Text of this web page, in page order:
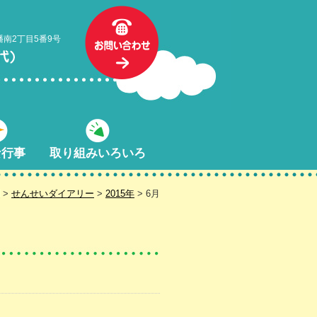
2丁目5番9号
事 取り組みいろいろ
> せんせいダイアリー > 2015年 > 6月